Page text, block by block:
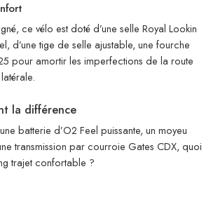
ce vélo est doté d’une selle Royal Lookin
d’une tige de selle ajustable, une fourche
pour amortir les imperfections de la route
la différence
batterie d’O2 Feel puissante, un moyeu
transmission par courroie Gates CDX, quoi
trajet confortable ?